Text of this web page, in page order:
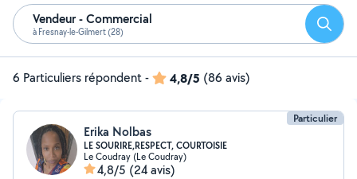
Vendeur - Commercial
à Fresnay-le-Gilmert (28)
6 Particuliers répondent- 4,8/5 (86 avis)
Particulier
Erika Nolbas
LE SOURIRE,RESPECT, COURTOISIE
Le Coudray (Le Coudray)
4,8/5 (24 avis)